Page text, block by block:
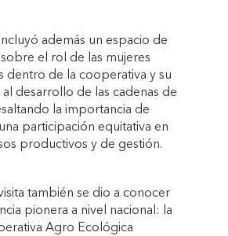
además un espacio de
el rol de las mujeres
dentro de la cooperativa y su
desarrollo de las cadenas de
la importancia de
participación equitativa en
productivos y de gestión.
también se dio a conocer
pionera a nivel nacional: la
Agro Ecológica